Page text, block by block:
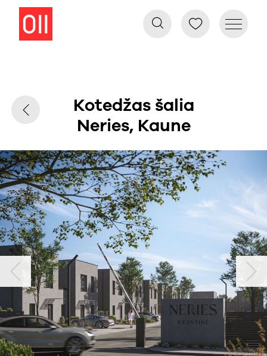
Kotedžas šalia
Neries, Kaune